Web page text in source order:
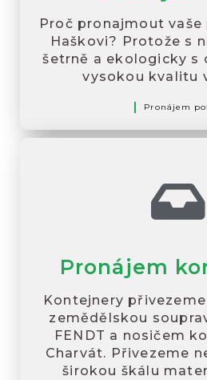
Proč pronajmout
Haškovi? Protože s
šetrně a ekologicky s
vysokou kvalitu
Pronájem
Pronájem
Kontejnery
zemědělskou
FENDT a nosičem
Charvát. Přivezeme
širokou škálu